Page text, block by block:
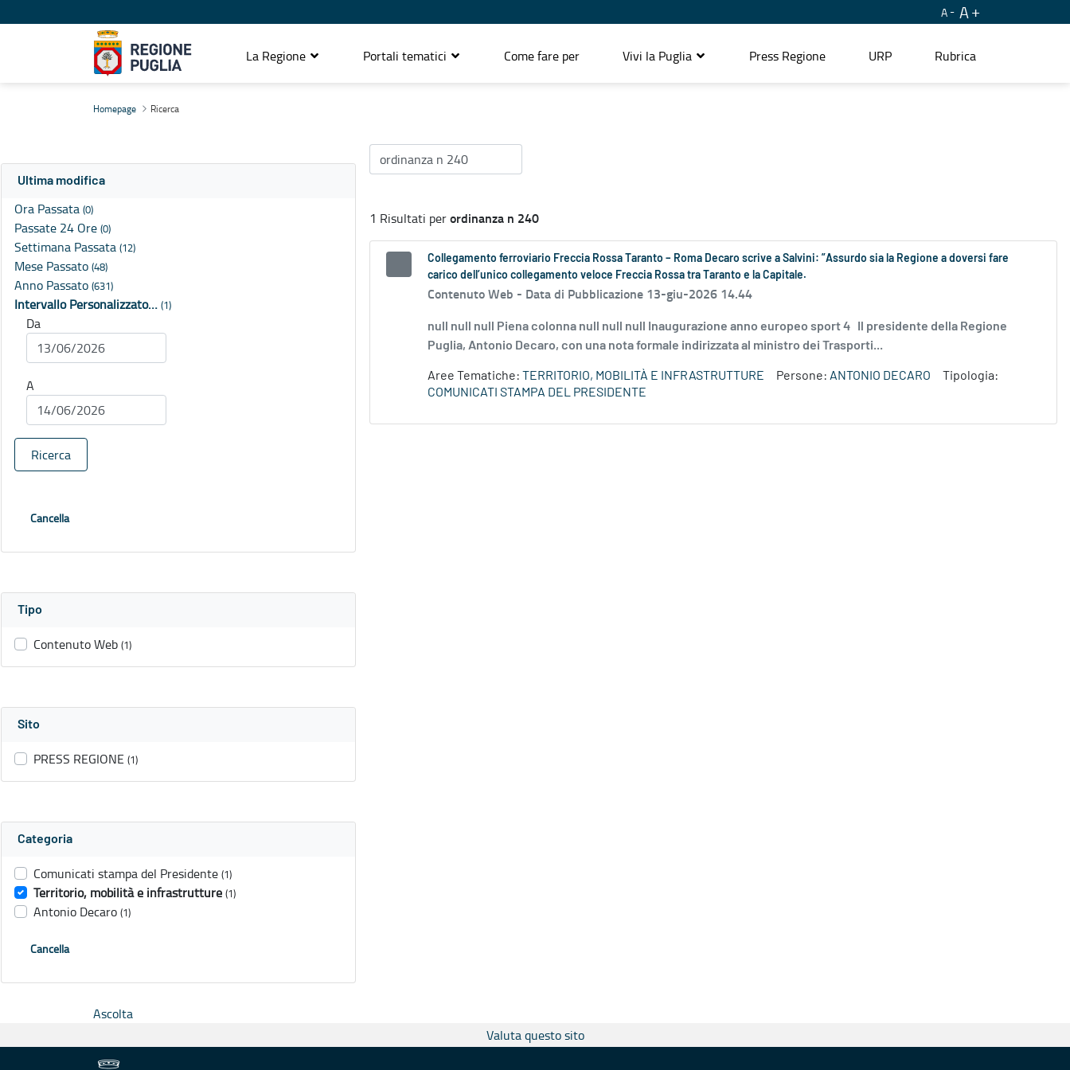
A A
La Regione Portali tematici Come fare per Vivi la Puglia Press Regione URP Rubrica
Homepage Ricerca
Ultima modifica
Ora Passata (0)
Passate 24 Ore (0)
Settimana Passata (12)
Mese Passato (48)
Anno Passato (631)
Intervallo Personalizzato… (1)
Da
A
Ricerca
Cancella
Tipo
Contenuto Web (1)
Sito
PRESS REGIONE (1)
Categoria
Comunicati stampa del Presidente (1)
Territorio, mobilità e infrastrutture (1)
Antonio Decaro (1)
Cancella
1 Risultati perordinanza n 240
Collegamento ferroviario Freccia Rossa Taranto – Roma Decaro scrive a Salvini: ”Assurdo sia la Regione a doversi fare
carico dell’unico collegamento veloce Freccia Rossa tra Taranto e la Capitale.
Contenuto Web - Data di Pubblicazione 13-giu-2026 14.44
null null null Piena colonna null null null Inaugurazione anno europeo sport 4 Il presidente della Regione
Puglia, Antonio Decaro, con una nota formale indirizzata al ministro dei Trasporti...
Aree Tematiche: TERRITORIO, MOBILITÀ E INFRASTRUTTURE Persone: ANTONIO DECARO
Tipologia:
COMUNICATI STAMPA DEL PRESIDENTE
Ascolta
Valuta questo sito